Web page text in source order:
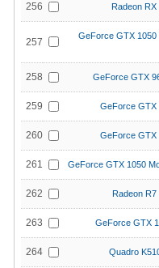
256 Radeon RX
257
GeForce GTX 1050
258 GeForce GTX
259 GeForce GTX
260 GeForce GTX
261 GeForce GTX 1050
262 Radeon R7
263 GeForce GTX
264 Quadro